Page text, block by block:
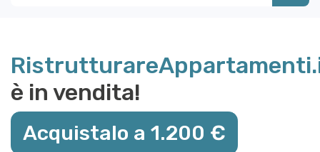
è in vendita!
Acquistalo a 1.200 €